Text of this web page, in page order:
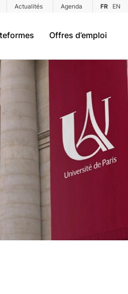
Actualités Agenda FR EN
Offres d’emploi